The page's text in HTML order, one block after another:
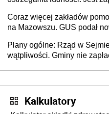
Coraz więcej zakładów
na Mazowszu. GUS podał
Plany ogólne: Rząd w
wątpliwości. Gminy nie
Kalkulatory